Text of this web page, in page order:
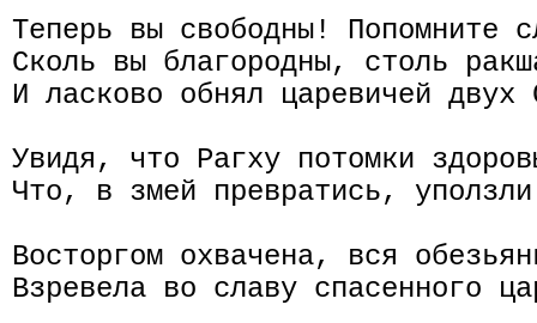
Теперь вы свободны! Попомните
Сколь вы благородны, столь
И ласково обнял царевичей двух
Увидя, что Рагху потомки
Что, в змей превратись,
Восторгом охвачена, вся
Взревела во славу спасенного